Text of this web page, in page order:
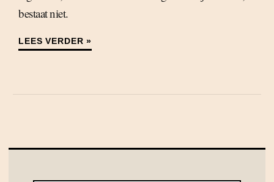
bestaat niet.
LEES VERDER »